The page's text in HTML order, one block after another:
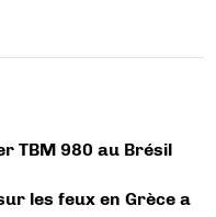
TBM 980 au Brésil
les feux en Grèce a